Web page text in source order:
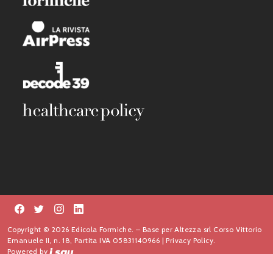
Copyright © 2026 Edicola Formiche. – Base per Altezza srl Corso Vittorio
Emanuele II, n. 18, Partita IVA 05831140966 |Privacy Policy.
Powered by